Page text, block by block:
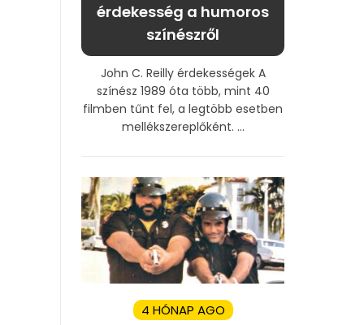
érdekesség a humoros
színészről
John C. Reilly érdekességek A
színész 1989 óta több, mint 40
filmben tűnt fel, a legtöbb esetben
mellékszereplőként. ...
4 HÓNAP AGO